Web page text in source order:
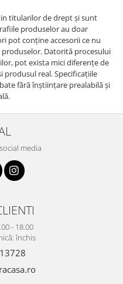
titularilor de drept şi sunt
produselor au doar
pot conţine accesorii ce nu
Datorită procesului
pot exista mici diferențe de
produsul real. Specificaţiile
fără înştiinţare prealabilă şi
media
- 18.00
închis